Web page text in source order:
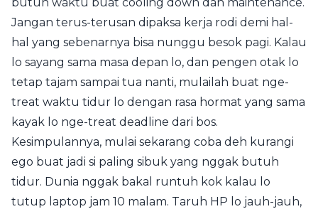
Jangan terus-terusan dipaksa kerja rodi demi hal-
hal yang sebenarnya bisa nunggu besok pagi. Kalau
lo sayang sama masa depan lo, dan pengen otak lo
tetap tajam sampai tua nanti, mulailah buat nge-
treat waktu tidur lo dengan rasa hormat yang sama
kayak lo nge-treat deadline dari bos.
Kesimpulannya, mulai sekarang coba deh kurangi
ego buat jadi si paling sibuk yang nggak butuh
tidur. Dunia nggak bakal runtuh kok kalau lo
tutup laptop jam 10 malam. Taruh HP lo jauh-jauh,